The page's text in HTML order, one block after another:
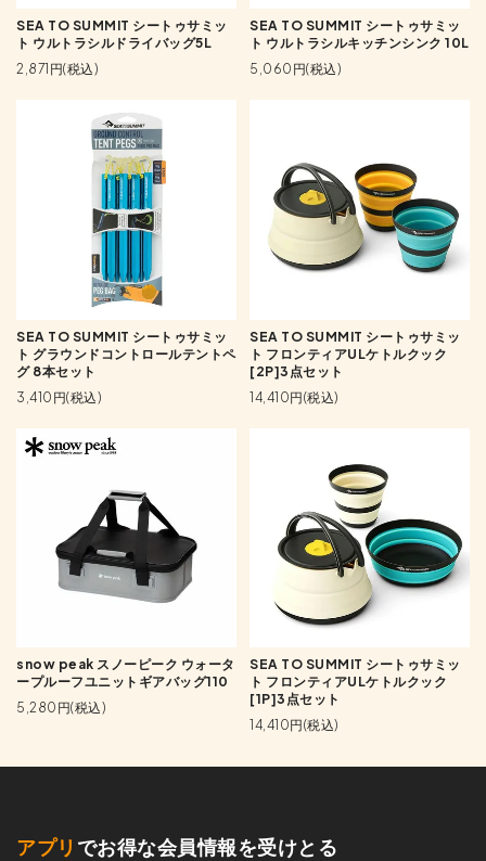
SEA TO SUMMIT シートゥサミッ
ト ウルトラシルドライバッグ5L
2,871円(税込)
SEA TO SUMMIT シートゥサミッ
ト ウルトラシルキッチンシンク 10L
5,060円(税込)
SEA TO SUMMIT シートゥサミッ
ト グラウンドコントロールテントペ
グ 8本セット
3,410円(税込)
SEA TO SUMMIT シートゥサミッ
ト フロンティアULケトルクック
[2P]3点セット
14,410円(税込)
snow peak スノーピーク ウォータ
ープルーフユニットギアバッグ110
5,280円(税込)
SEA TO SUMMIT シートゥサミッ
ト フロンティアULケトルクック
[1P]3点セット
14,410円(税込)
アプリ でお得な会員情報を受けとる